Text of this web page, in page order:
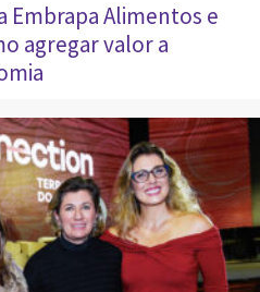
Embrapa Alimentos e
agregar valor a